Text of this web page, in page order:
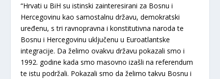
“Hrvati u BiH su istinski zainteresirani za Bosnu i
Hercegovinu kao samostalnu državu, demokratski
uređenu, s tri ravnopravna i konstitutivna naroda te
Bosnu i Hercegovinu uključenu u Euroatlantske
integracije. Da želimo ovakvu državu pokazali smo i
1992. godine kada smo masovno izašli na referendum
te istu podržali. Pokazali smo da želimo takvu Bosnu i